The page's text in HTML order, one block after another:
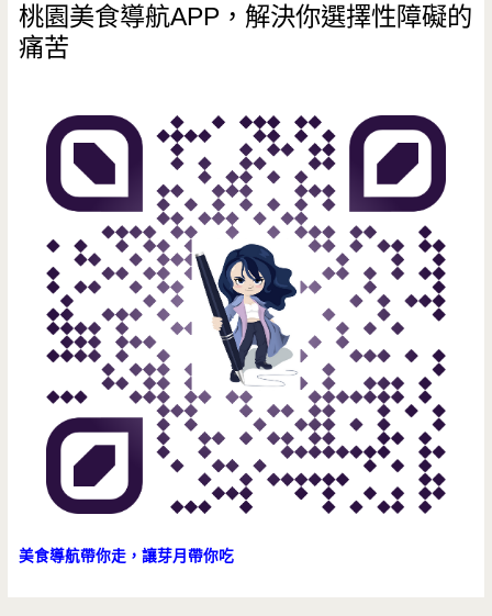
桃園美食導航APP，解決你選擇性障礙的
痛苦
美食導航帶你走，讓芽月帶你吃